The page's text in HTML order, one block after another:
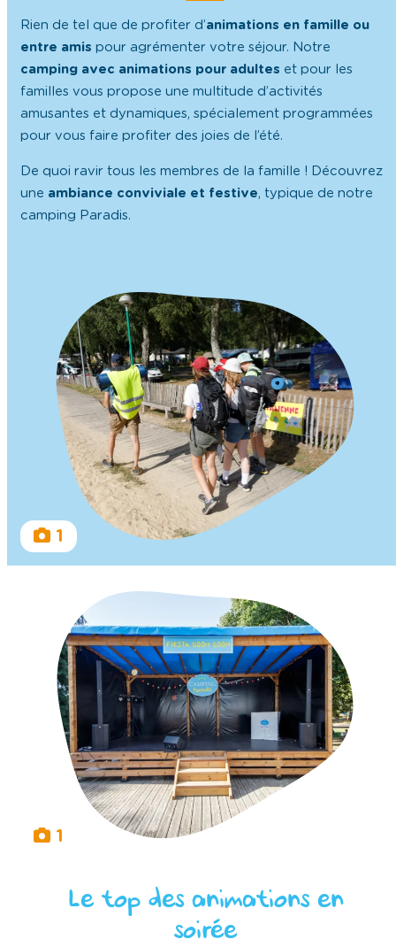
Rien de tel que de profiter d’animations en famille ou
entre amis pour agrémenter votre séjour. Notre
camping avec animations pour adultes et pour les
familles vous propose une multitude d’activités
amusantes et dynamiques, spécialement programmées
pour vous faire profiter des joies de l’été.
De quoi ravir tous les membres de la famille ! Découvrez
une ambiance conviviale et festive, typique de notre
camping Paradis.
1
1
Le top des animations en
soirée